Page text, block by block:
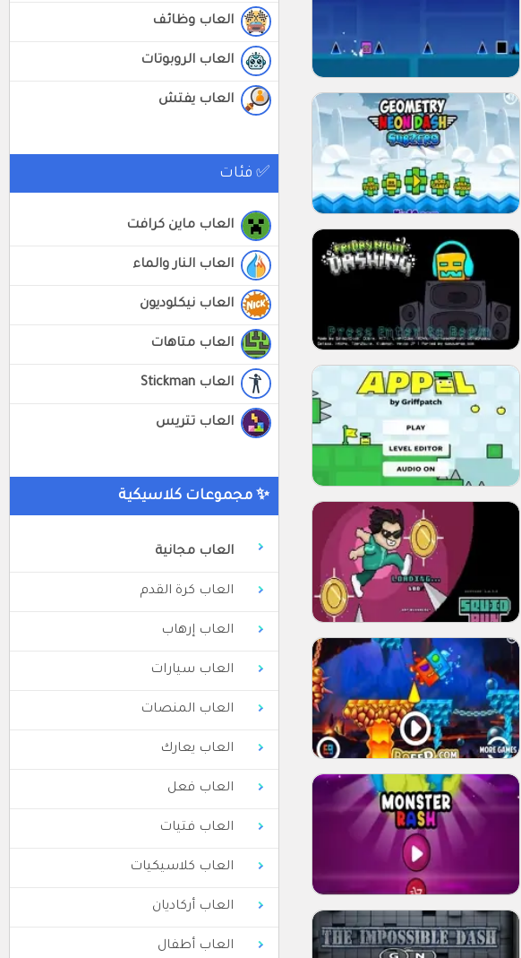
العاب وظائف
العاب الروبوتات
العاب يفتش
✅ فئات
العاب ماين كرافت
العاب النار والماء
العاب نيكلوديون
العاب متاهات
العاب Stickman
العاب تتريس
✨ مجموعات كلاسيكية
العاب مجانية
العاب كرة القدم
العاب إرهاب
العاب سيارات
العاب المنصات
العاب يعارك
العاب فعل
العاب فتيات
العاب كلاسيكيات
العاب أركاديان
العاب أطفال